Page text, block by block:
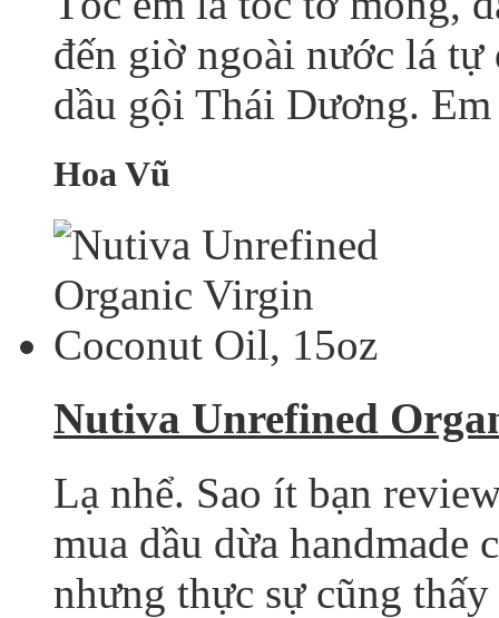
đến giờ ngoài nước lá
dầu gội Thái Dương.
Hoa Vũ
Nutiva Unrefined
Lạ nhể. Sao ít bạn
mua dầu dừa handmade
nhưng thực sự cũng